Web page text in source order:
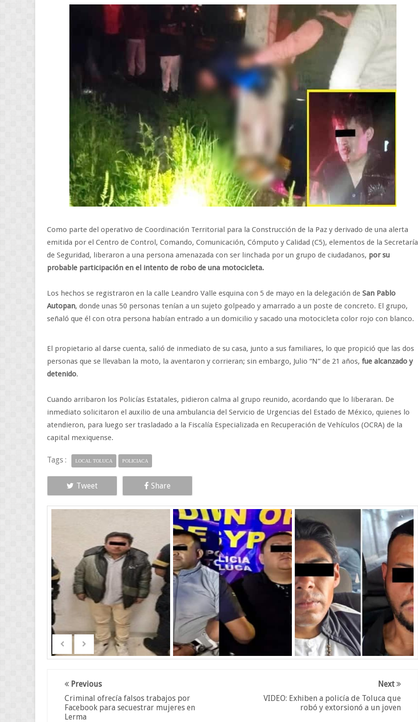
Como parte del operativo de Coordinación Territorial para la Construcción de la Paz y derivado de una alerta
emitida por el Centro de Control, Comando, Comunicación, Cómputo y Calidad (C5), elementos de la Secretaría
de Seguridad, liberaron a una persona amenazada con ser linchada por un grupo de ciudadanos, por su
probable participación en el intento de robo de una motocicleta.
Los hechos se registraron en la calle Leandro Valle esquina con 5 de mayo en la delegación de San Pablo
Autopan, donde unas 50 personas tenían a un sujeto golpeado y amarrado a un poste de concreto. El grupo,
señaló que él con otra persona habían entrado a un domicilio y sacado una motocicleta color rojo con blanco.
El propietario al darse cuenta, salió de inmediato de su casa, junto a sus familiares, lo que propició que las dos
personas que se llevaban la moto, la aventaron y corrieran; sin embargo, Julio “N” de 21 años, fue alcanzado y
detenido.
Cuando arribaron los Policías Estatales, pidieron calma al grupo reunido, acordando que lo liberaran. De
inmediato solicitaron el auxilio de una ambulancia del Servicio de Urgencias del Estado de México, quienes lo
atendieron, para luego ser trasladado a la Fiscalía Especializada en Recuperación de Vehículos (OCRA) de la
capital mexiquense.
Tags : LOCAL TOLUCA POLICIACA
Tweet Share
Next
VIDEO: Exhiben a policía de Toluca que
robó y extorsionó a un joven
Previous
Criminal ofrecía falsos trabajos por
Facebook para secuestrar mujeres en
Lerma